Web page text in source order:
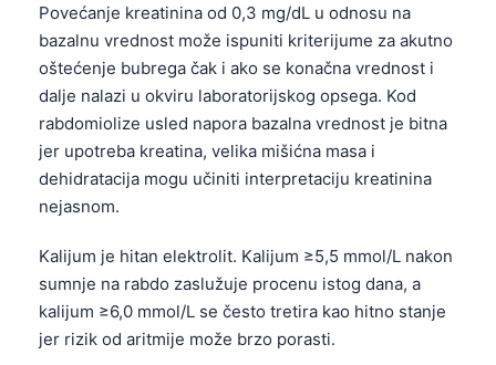
Povećanje kreatinina od 0,3 mg/dL u odnosu na
bazalnu vrednost može ispuniti kriterijume za akutno
oštećenje bubrega čak i ako se konačna vrednost i
dalje nalazi u okviru laboratorijskog opsega. Kod
rabdomiolize usled napora bazalna vrednost je bitna
jer upotreba kreatina, velika mišićna masa i
dehidratacija mogu učiniti interpretaciju kreatinina
nejasnom.
Kalijum je hitan elektrolit. Kalijum ≥5,5 mmol/L nakon
sumnje na rabdo zaslužuje procenu istog dana, a
kalijum ≥6,0 mmol/L se često tretira kao hitno stanje
jer rizik od aritmije može brzo porasti.